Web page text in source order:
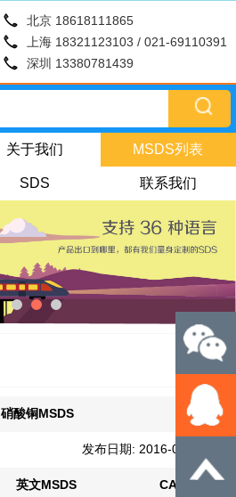
北京 18618111865
上海 18321123103 / 021-69110391
深圳 13380781439
关于我们 MSDS列表
SDS 联系我们
硝酸铜MSDS
发布日期: 2016-04-21
英文MSDS CAS No.